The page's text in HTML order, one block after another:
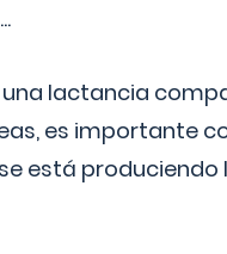
lactancia
es importante
está